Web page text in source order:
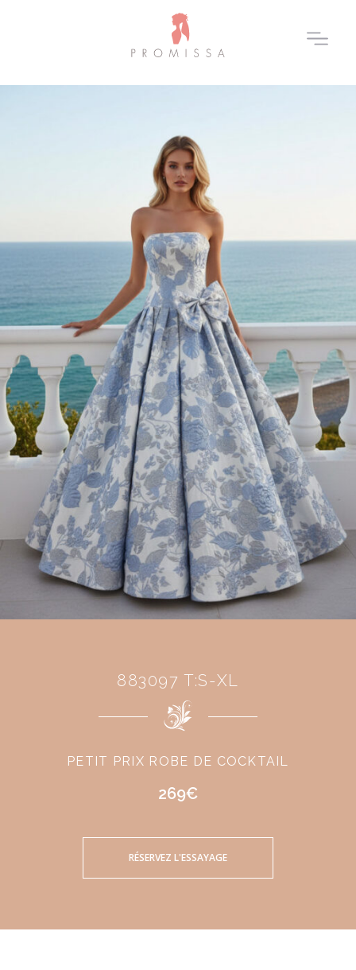
883097 T:S-XL
PETIT PRIX ROBE DE COCKTAIL
269€
RÉSERVEZ L'ESSAYAGE